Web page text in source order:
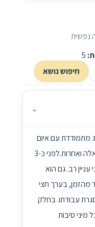
נפשית
חיפוש נושא
⌄
מתמודדת עם איום
חזרת לובסטר (-: ובעיות שגרתיות כאלה ואחרות.לפני כ-3
רב. גם הוא
מהזמן, בערך חצי
עבודתו. בחלק
סיבות